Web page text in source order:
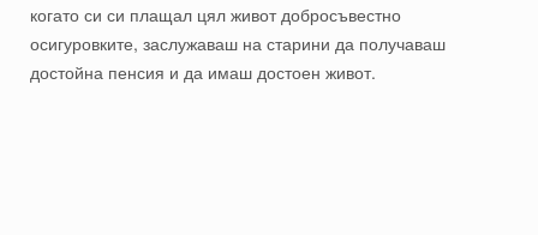
когато си си плащал цял живот добросъвестно
осигуровките, заслужаваш на старини да получаваш
достойна пенсия и да имаш достоен живот.